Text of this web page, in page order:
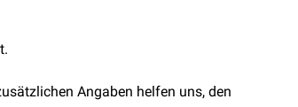
Angaben helfen uns, den